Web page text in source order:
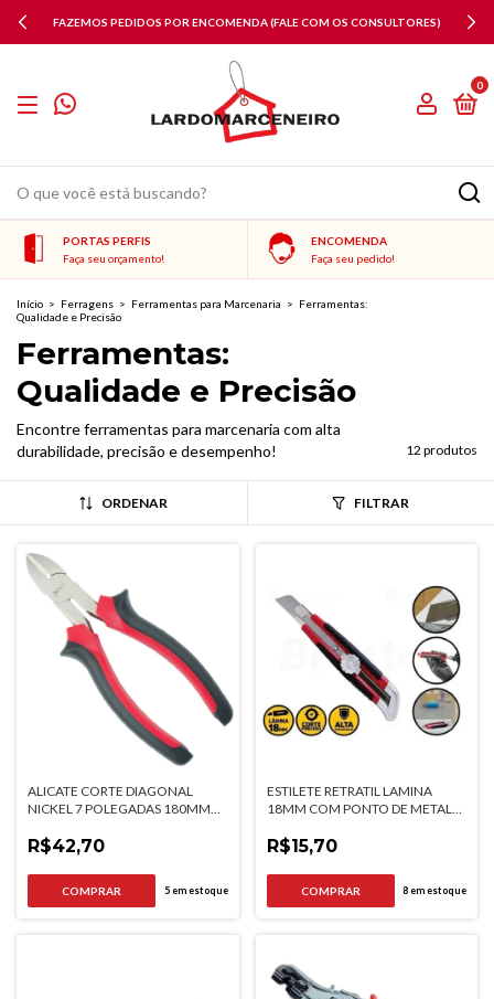
FAZEMOS PEDIDOS POR ENCOMENDA (FALE COM OS CONSULTORES)
0
PORTAS PERFIS
Faça seu orçamento!
ENCOMENDA
Faça seu pedido!
Início > Ferragens > Ferramentas para Marcenaria > Ferramentas:
Qualidade e Precisão
Ferramentas:
Qualidade e Precisão
Encontre ferramentas para marcenaria com alta
durabilidade, precisão e desempenho!
12 produtos
ORDENAR FILTRAR
ALICATE CORTE DIAGONAL
NICKEL 7 POLEGADAS 180MM
INJECAO MTX
R$42,70
5em estoque
ESTILETE RETRATIL LAMINA
18MM COM PONTO DE METAL
R$15,70
8em estoque